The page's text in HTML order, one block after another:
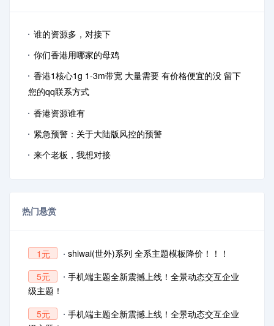
谁的资源多，对接下
你们香港用哪家的母鸡
香港1核心1g 1-3m带宽 大量需要 有价格便宜的没 留下
您的qq联系方式
香港资源谁有
紧急预警：关于大陆版风控的预警
来个老板，我想对接
热门悬赏
1元
shiwai(世外)系列 全系主题模板降价！！！
5元
手机端主题全新震撼上线！全景动态交互企业
级主题！
5元
手机端主题全新震撼上线！全景动态交互企业